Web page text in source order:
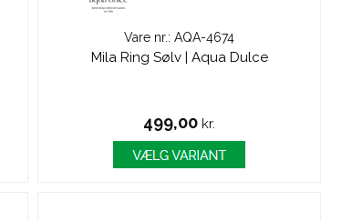
Vare nr.: AQA-4674
Mila Ring Sølv | Aqua Dulce
499,00 kr.